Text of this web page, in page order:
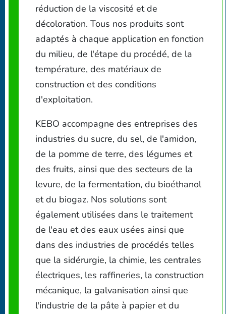
réduction de la viscosité et de
décoloration. Tous nos produits sont
adaptés à chaque application en fonction
du milieu, de l'étape du procédé, de la
température, des matériaux de
construction et des conditions
d'exploitation.
KEBO accompagne des entreprises des
industries du sucre, du sel, de l'amidon,
de la pomme de terre, des légumes et
des fruits, ainsi que des secteurs de la
levure, de la fermentation, du bioéthanol
et du biogaz. Nos solutions sont
également utilisées dans le traitement
de l'eau et des eaux usées ainsi que
dans des industries de procédés telles
que la sidérurgie, la chimie, les centrales
électriques, les raffineries, la construction
mécanique, la galvanisation ainsi que
l'industrie de la pâte à papier et du